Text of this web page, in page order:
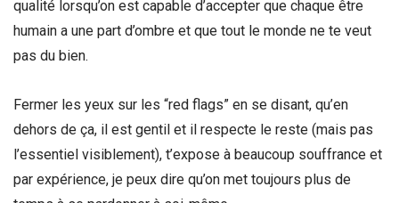
qualité lorsqu’on est capable d’accepter que chaque être
humain a une part d’ombre et que tout le monde ne te veut
pas du bien.
Fermer les yeux sur les “red flags” en se disant, qu’en
dehors de ça, il est gentil et il respecte le reste (mais pas
l’essentiel visiblement), t’expose à beaucoup souffrance et
par expérience, je peux dire qu’on met toujours plus de